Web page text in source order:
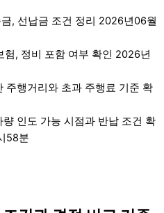
, 선납금 조건 정리 2026년06월
험, 정비 포함 여부 확인 2026년
주행거리와 초과 주행료 기준 확
인도 가능 시점과 반납 조건 확
58분